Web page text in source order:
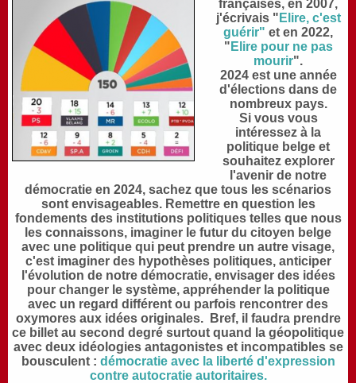
françaises, en 2007,
j'écrivais " Elire, c'est
guérir" et en 2022,
" Elire pour ne pas
mourir".
2024 est une année
d'élections dans de
nombreux pays.
Si vous vous
intéressez à la
politique belge et
souhaitez explorer
l'avenir de notre
démocratie en 2024, sachez que tous les scénarios
sont envisageables. Remettre en question les
fondements des institutions politiques telles que nous
les connaissons, imaginer le futur du citoyen belge
avec une politique qui peut prendre un autre visage,
c'est imaginer des hypothèses politiques, anticiper
l'évolution de notre démocratie, envisager des idées
pour changer le système, appréhender la politique
avec un regard différent ou parfois rencontrer des
oxymores aux idées originales. Bref, il faudra prendre
ce billet au second degré surtout quand la géopolitique
avec deux idéologies antagonistes et incompatibles se
bousculent : démocratie avec la liberté d'expression
contre autocratie autoritaires.